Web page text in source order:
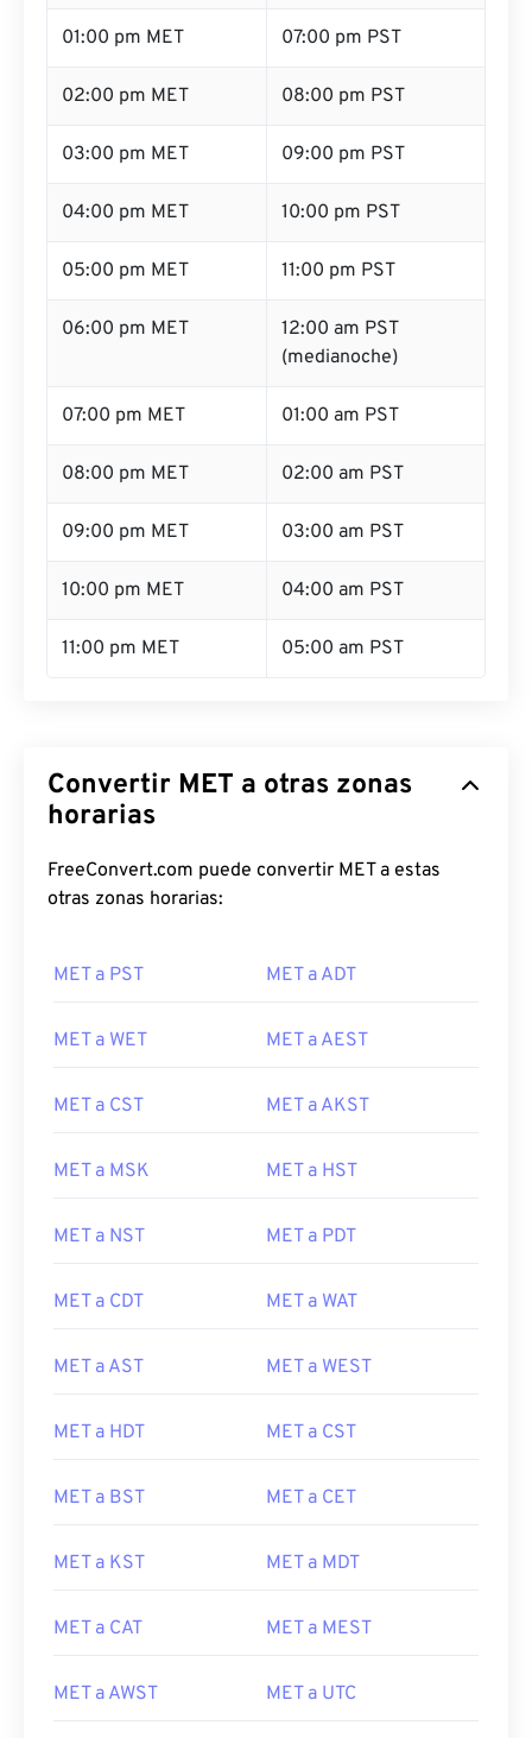
01:00 pm MET 07:00 pm PST
02:00 pm MET 08:00 pm PST
03:00 pm MET 09:00 pm PST
04:00 pm MET 10:00 pm PST
05:00 pm MET 11:00 pm PST
06:00 pm MET
12:00 am PST
(medianoche)
07:00 pm MET 01:00 am PST
08:00 pm MET 02:00 am PST
09:00 pm MET 03:00 am PST
10:00 pm MET 04:00 am PST
11:00 pm MET 05:00 am PST
Convertir MET a otras zonas
horarias
FreeConvert.com puede convertir MET a estas
otras zonas horarias:
MET a PST MET a ADT
MET a WET MET a AEST
MET a CST MET a AKST
MET a MSK MET a HST
MET a NST MET a PDT
MET a CDT MET a WAT
MET a AST MET a WEST
MET a HDT MET a CST
MET a BST MET a CET
MET a KST MET a MDT
MET a CAT MET a MEST
MET a AWST MET a UTC